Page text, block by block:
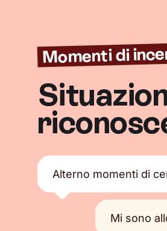
Momenti di
Alterno momenti di
Mi sono